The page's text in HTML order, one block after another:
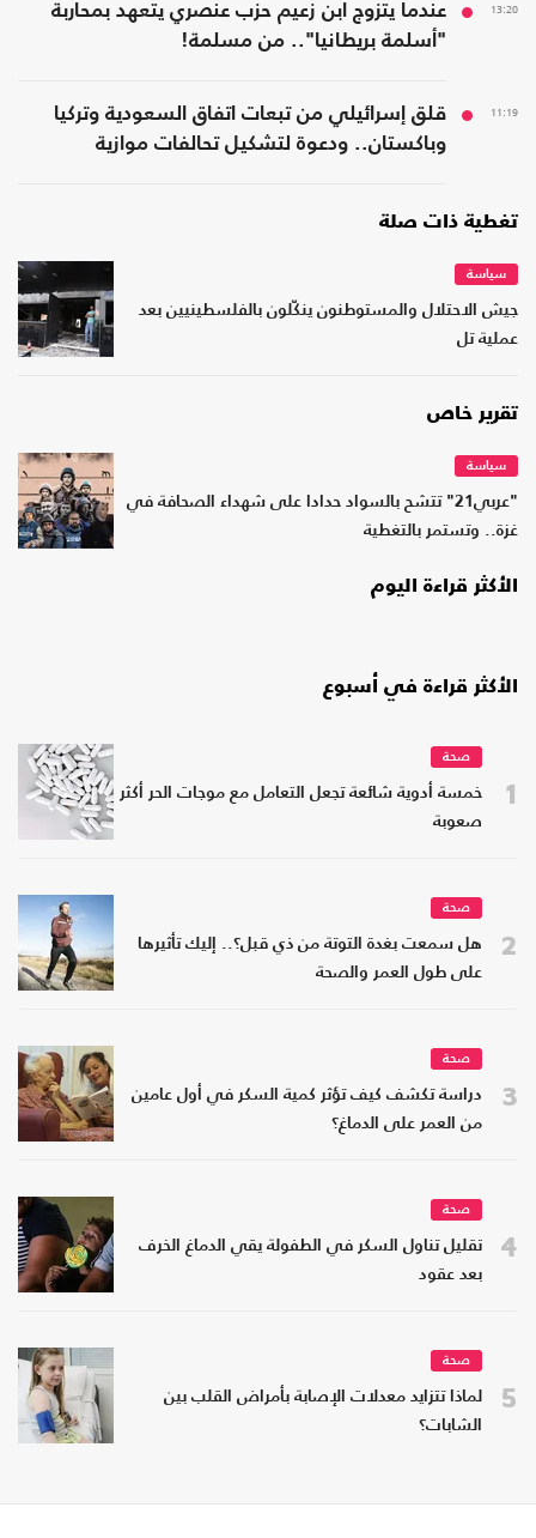
13:20
عندما يتزوج ابن زعيم حزب عنصري يتعهد بمحاربة
"أسلمة بريطانيا".. من مسلمة!
11:19
قلق إسرائيلي من تبعات اتفاق السعودية وتركيا
وباكستان.. ودعوة لتشكيل تحالفات موازية
تغطية ذات صلة
سياسة
جيش الاحتلال والمستوطنون ينكّلون بالفلسطينيين بعد
عملية تل
تقرير خاص
سياسة
"عربي21" تتشح بالسواد حدادا على شهداء الصحافة في
غزة.. وتستمر بالتغطية
الأكثر قراءة اليوم
الأكثر قراءة في أسبوع
1
صحة
خمسة أدوية شائعة تجعل التعامل مع موجات الحر أكثر
صعوبة
2
صحة
هل سمعت بغدة التوتة من ذي قبل؟.. إليك تأثيرها
على طول العمر والصحة
3
صحة
دراسة تكشف كيف تؤثر كمية السكر في أول عامين
من العمر على الدماغ؟
4
صحة
تقليل تناول السكر في الطفولة يقي الدماغ الخرف
بعد عقود
5
صحة
لماذا تتزايد معدلات الإصابة بأمراض القلب بين
الشابات؟